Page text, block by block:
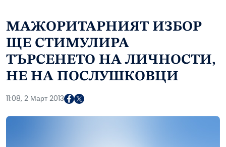
МАЖОРИТАРНИЯТ ИЗБОР
ЩЕ СТИМУЛИРА
ТЪРСЕНЕТО НА ЛИЧНОСТИ,
НЕ НА ПОСЛУШКОВЦИ
11:08, 2 Март 2013